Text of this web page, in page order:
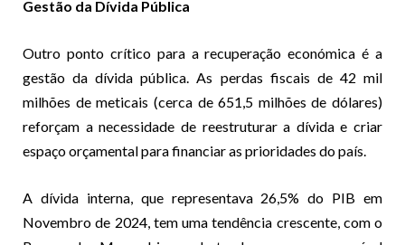
Gestão da Dívida Pública
Outro ponto crítico para a recuperação económica é a
gestão da dívida pública. As perdas fiscais de 42 mil
milhões de meticais (cerca de 651,5 milhões de dólares)
reforçam a necessidade de reestruturar a dívida e criar
espaço orçamental para financiar as prioridades do país.
A dívida interna, que representava 26,5% do PIB em
Novembro de 2024, tem uma tendência crescente, com o